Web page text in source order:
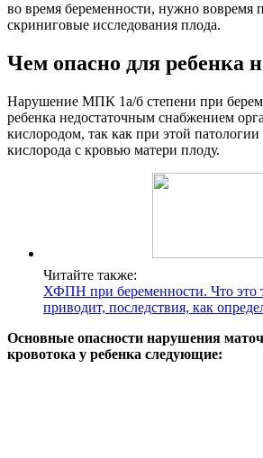
во время беременности, нужно вовремя
скриниговые исследования плода.
Чем опасно для ребенка
Нарушение МПК 1а/б степени при
ребенка недостаточным снабжением
кислородом, так как при этой патологии
кислорода с кровью матери плоду.
Читайте также:
ХФПН при беременности. Что это
приводит, последствия, как
Основные опасности нарушения
кровотока у ребенка следующие: